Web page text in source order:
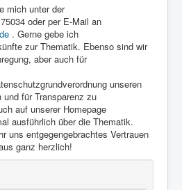
mich unter der
oder per E-Mail an
. Gerne gebe ich
zur Thematik. Ebenso sind wir
aber auch für
unseren
für Transparenz zu
auf unserer Homepage
ausführlich über die Thematik.
uns entgegengebrachtes Vertrauen
ganz herzlich!